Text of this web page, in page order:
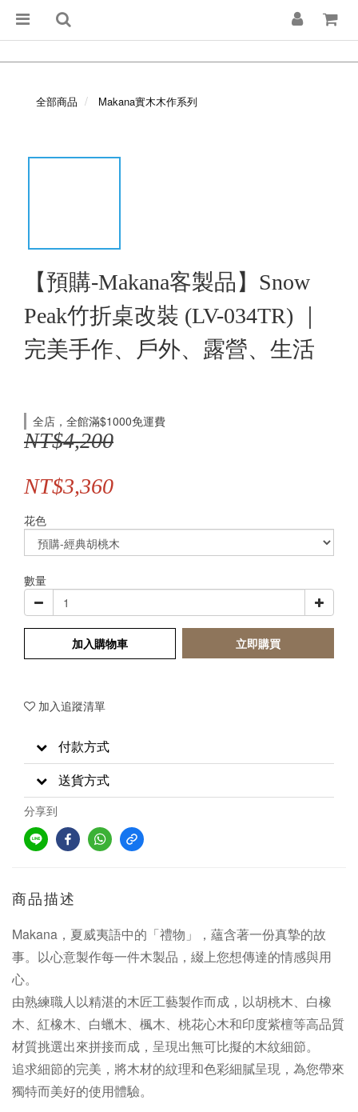
全部商品 Makana實木木作系列
【預購-Makana客製品】Snow
Peak竹折桌改裝 (LV-034TR) ｜
完美手作、戶外、露營、生活
全店，全館滿$1000免運費
NT$4,200
NT$3,360
花色
數量
加入購物車 立即購買
加入追蹤清單
付款方式
送貨方式
分享到
商品描述
Makana，夏威夷語中的「禮物」，蘊含著一份真摯的故
事。以心意製作每一件木製品，綴上您想傳達的情感與用
心。
由熟練職人以精湛的木匠工藝製作而成，以胡桃木、白橡
木、紅橡木、白蠟木、楓木、桃花心木和印度紫檀等高品質
材質挑選出來拼接而成，呈現出無可比擬的木紋細節。
追求細節的完美，將木材的紋理和色彩細膩呈現，為您帶來
獨特而美好的使用體驗。